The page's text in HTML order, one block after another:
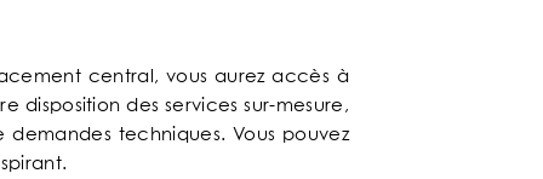
central, vous aurez accès à
disposition des services sur-mesure,
demandes techniques. Vous pouvez